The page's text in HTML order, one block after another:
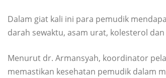
Dalam giat kali ini para pemudik
darah sewaktu, asam urat, kolesterol
Menurut dr. Armansyah, koordinator
memastikan kesehatan pemudik dalam